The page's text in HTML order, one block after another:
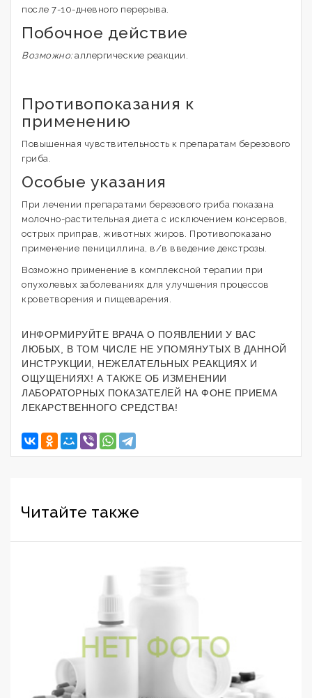
после 7-10-дневного перерыва.
Побочное действие
Возможно:аллергические реакции.
Противопоказания к
применению
Повышенная чувствительность к препаратам березового
гриба.
Особые указания
При лечении препаратами березового гриба показана
молочно-растительная диета с исключением консервов,
острых приправ, животных жиров. Противопоказано
применение пенициллина, в/в введение декстрозы.
Возможно применение в комплексной терапии при
опухолевых заболеваниях для улучшения процессов
кроветворения и пищеварения.
ИНФОРМИРУЙТЕ ВРАЧА О ПОЯВЛЕНИИ У ВАС
ЛЮБЫХ, В ТОМ ЧИСЛЕ НЕ УПОМЯНУТЫХ В ДАННОЙ
ИНСТРУКЦИИ, НЕЖЕЛАТЕЛЬНЫХ РЕАКЦИЯХ И
ОЩУЩЕНИЯХ! А ТАКЖЕ ОБ ИЗМЕНЕНИИ
ЛАБОРАТОРНЫХ ПОКАЗАТЕЛЕЙ НА ФОНЕ ПРИЕМА
ЛЕКАРСТВЕННОГО СРЕДСТВА!
Читайте также